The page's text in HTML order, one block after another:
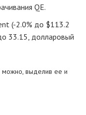
QE.
(-2.0% до $113.2
33.15, долларовый
выделив ее и